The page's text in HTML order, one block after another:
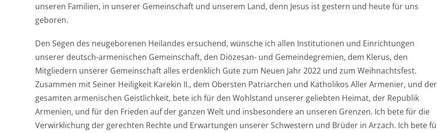
unseren Familien, in unserer Gemeinschaft und unserem Land, denn Jesus ist gestern und heute für uns
geboren.
Den Segen des neugeborenen Heilandes ersuchend, wünsche ich allen Institutionen und Einrichtungen
unserer deutsch-armenischen Gemeinschaft, den Diözesan- und Gemeindegremien, dem Klerus, den
Mitgliedern unserer Gemeinschaft alles erdenklich Gute zum Neuen Jahr 2022 und zum Weihnachtsfest.
Zusammen mit Seiner Heiligkeit Karekin II., dem Obersten Patriarchen und Katholikos Aller Armenier, und der
gesamten armenischen Geistlichkeit, bete ich für den Wohlstand unserer geliebten Heimat, der Republik
Armenien, und für den Frieden auf der ganzen Welt und insbesondere an unseren Grenzen. Ich bete für die
Verwirklichung der gerechten Rechte und Erwartungen unserer Schwestern und Brüder in Arzach. Ich bete